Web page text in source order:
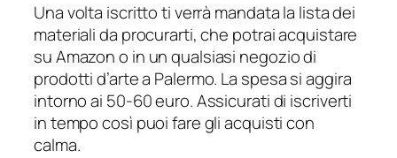
Una volta iscritto ti verrà mandata la lista dei
materiali da procurarti, che potrai acquistare
su Amazon o in un qualsiasi negozio di
prodotti d’arte a Palermo. La spesa si aggira
intorno ai 50-60 euro. Assicurati di iscriverti
in tempo così puoi fare gli acquisti con
calma.